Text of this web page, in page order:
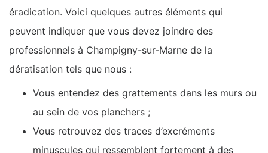
éradication. Voici quelques autres éléments qui
peuvent indiquer que vous devez joindre des
professionnels à Champigny-sur-Marne de la
dératisation tels que nous :
Vous entendez des grattements dans les murs ou
au sein de vos planchers ;
Vous retrouvez des traces d’excréments
minuscules qui ressemblent fortement à des